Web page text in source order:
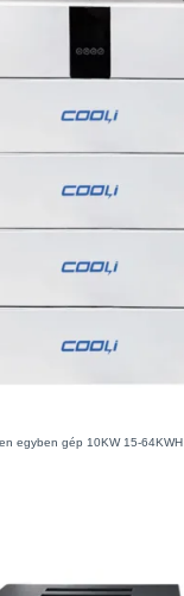
egyben gép 10KW 15-64KWH